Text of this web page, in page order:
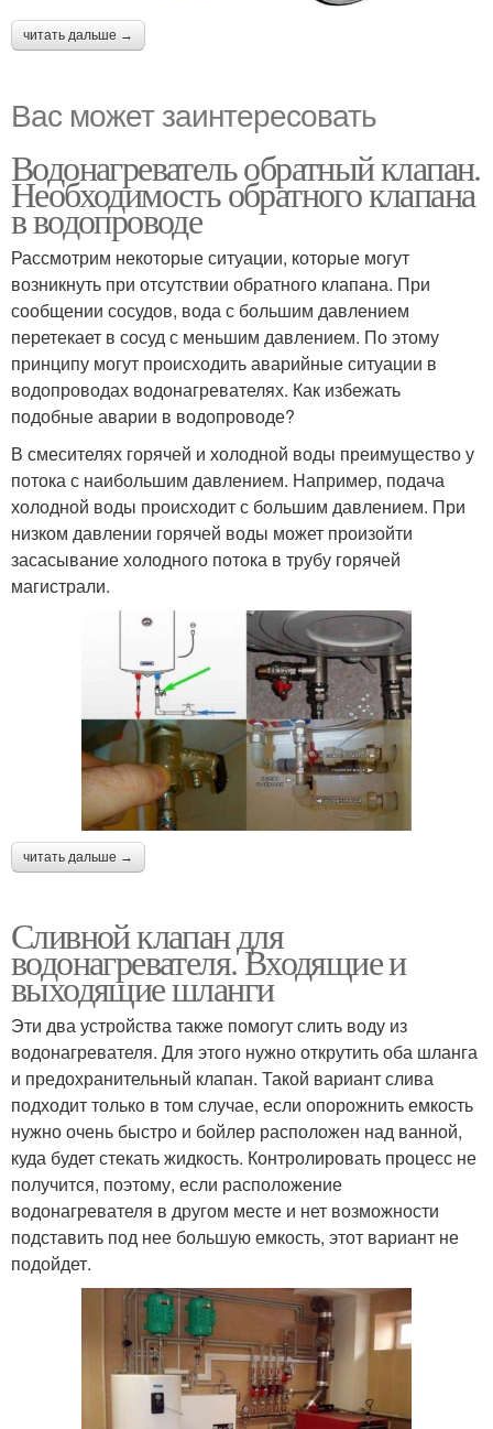
читать дальше →
Вас может заинтересовать
Водонагреватель обратный клапан.
Необходимость обратного клапана
в водопроводе
Рассмотрим некоторые ситуации, которые могут
возникнуть при отсутствии обратного клапана. При
сообщении сосудов, вода с большим давлением
перетекает в сосуд с меньшим давлением. По этому
принципу могут происходить аварийные ситуации в
водопроводах водонагревателях. Как избежать
подобные аварии в водопроводе?
В смесителях горячей и холодной воды преимущество у
потока с наибольшим давлением. Например, подача
холодной воды происходит с большим давлением. При
низком давлении горячей воды может произойти
засасывание холодного потока в трубу горячей
магистрали.
читать дальше →
Сливной клапан для
водонагревателя. Входящие и
выходящие шланги
Эти два устройства также помогут слить воду из
водонагревателя. Для этого нужно открутить оба шланга
и предохранительный клапан. Такой вариант слива
подходит только в том случае, если опорожнить емкость
нужно очень быстро и бойлер расположен над ванной,
куда будет стекать жидкость. Контролировать процесс не
получится, поэтому, если расположение
водонагревателя в другом месте и нет возможности
подставить под нее большую емкость, этот вариант не
подойдет.